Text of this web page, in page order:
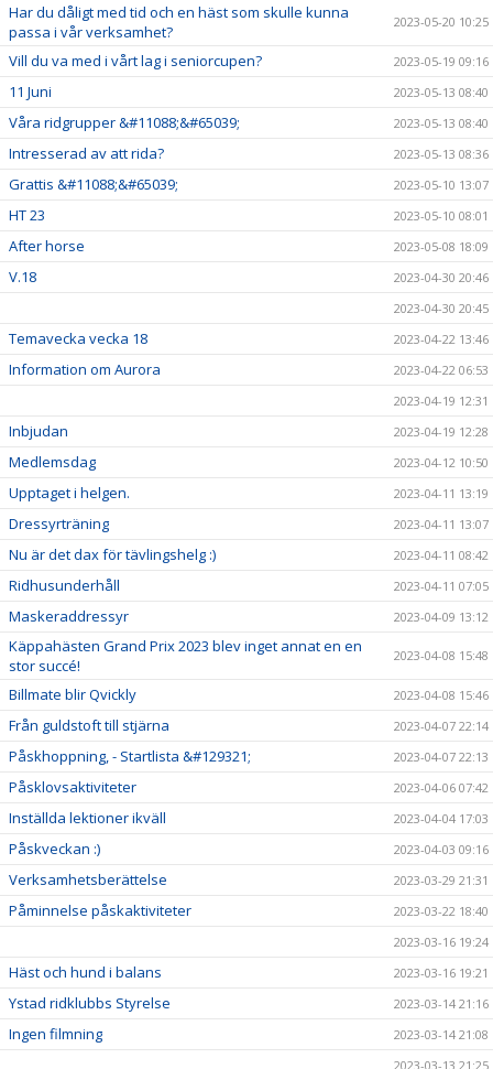
Har du dåligt med tid och en häst som skulle kunna
passa i vår verksamhet?
2023-05-20 10:25
Vill du va med i vårt lag i seniorcupen? 2023-05-19 09:16
11 Juni 2023-05-13 08:40
Våra ridgrupper &#11088;&#65039; 2023-05-13 08:40
Intresserad av att rida? 2023-05-13 08:36
Grattis &#11088;&#65039; 2023-05-10 13:07
HT 23 2023-05-10 08:01
After horse 2023-05-08 18:09
V.18
2023-04-30 20:46
2023-04-30 20:45
Temavecka vecka 18 2023-04-22 13:46
Information om Aurora
2023-04-22 06:53
2023-04-19 12:31
Inbjudan 2023-04-19 12:28
Medlemsdag 2023-04-12 10:50
Upptaget i helgen. 2023-04-11 13:19
Dressyrträning 2023-04-11 13:07
Nu är det dax för tävlingshelg :) 2023-04-11 08:42
Ridhusunderhåll 2023-04-11 07:05
Maskeraddressyr 2023-04-09 13:12
Käppahästen Grand Prix 2023 blev inget annat en en
stor succé!
2023-04-08 15:48
Billmate blir Qvickly 2023-04-08 15:46
Från guldstoft till stjärna 2023-04-07 22:14
Påskhoppning, - Startlista &#129321; 2023-04-07 22:13
Påsklovsaktiviteter 2023-04-06 07:42
Inställda lektioner ikväll 2023-04-04 17:03
Påskveckan :) 2023-04-03 09:16
Verksamhetsberättelse 2023-03-29 21:31
Påminnelse påskaktiviteter
2023-03-22 18:40
2023-03-16 19:24
Häst och hund i balans 2023-03-16 19:21
Ystad ridklubbs Styrelse 2023-03-14 21:16
Ingen filmning
2023-03-14 21:08
2023-03-13 21:25